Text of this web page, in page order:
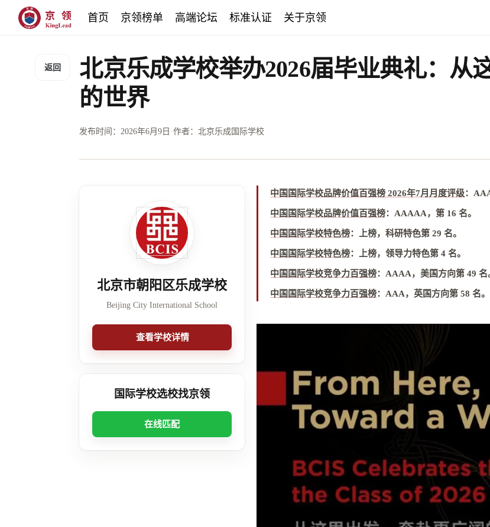
首页 京领榜单 高端论坛 标准认证 关于京领
返回
北京乐成学校举办2026届毕业典礼：从
的世界
发布时间：2026年6月9日 ·作者：北京乐成国际学校
中国国际学校品牌价值百强榜 2026年7月月度评级：
中国国际学校品牌价值百强榜： AAAAA，第 16 名。
中国国际学校特色榜： 上榜，科研特色第 29 名。
中国国际学校特色榜： 上榜，领导力特色第 4 名。
中国国际学校竞争力百强榜： AAAA，美国方向第 49 名
中国国际学校竞争力百强榜： AAA，英国方向第 58 名。
北京市朝阳区乐成学校
Beijing City International School
查看学校详情
国际学校选校找京领
在线匹配